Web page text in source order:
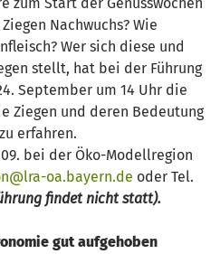
Nachwuchs? Wie
Wer sich diese und
stellt, hat bei der Führung
September um 14 Uhr die
Ziegen und deren Bedeutung
erfahren.
bei der Öko-Modellregion
oa.bayern.de oder Tel.
findet nicht statt).
gut aufgehoben